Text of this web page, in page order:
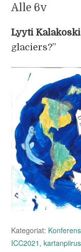
Alle 6v
Lyyti Kalakoski
glaciers?”
Kategoriat:
ICC2021 ,